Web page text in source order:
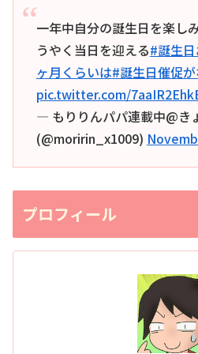
一年中自分の誕生日を楽し
うやく当日を迎える#誕生
ヶ月くらいは#誕生日催促
pic.twitter.com/
— もりりんパパ連載中@き
(@moririn_x1009)
プロフィール